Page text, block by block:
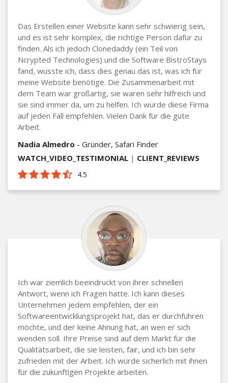
Das Erstellen einer Website kann sehr schwierig sein,
und es ist sehr komplex, die richtige Person dafür zu
finden. Als ich jedoch Clonedaddy (ein Teil von
Ncrypted Technologies) und die Software BistroStays
fand, wusste ich, dass dies genau das ist, was ich für
meine Website benötige. Die Zusammenarbeit mit
dem Team war großartig, sie waren sehr hilfreich und
sie sind immer da, um zu helfen. Ich würde diese Firma
auf jeden Fall empfehlen. Vielen Dank für die gute
Arbeit.
Nadia Almedro - Gründer, Safari Finder
WATCH_VIDEO_TESTIMONIAL | CLIENT_REVIEWS
4.5
Ich war ziemlich beeindruckt von ihrer schnellen
Antwort, wenn ich Fragen hatte. Ich kann dieses
Unternehmen jedem empfehlen, der ein
Softwareentwicklungsprojekt hat, das er durchführen
möchte, und der keine Ahnung hat, an wen er sich
wenden soll. Ihre Preise sind auf dem Markt für die
Qualitätsarbeit, die sie leisten, fair, und ich bin sehr
zufrieden mit der Arbeit. Ich würde sicherlich mit ihnen
für die zukünftigen Projekte arbeiten.